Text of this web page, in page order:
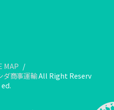
MAP
ダ商事運輸All Right Reserv
ed.